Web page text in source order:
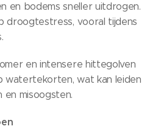
en bodems sneller uitdrogen.
droogtestress, vooral tijdens
en intensere hittegolven
watertekorten, wat kan leiden
misoogsten.